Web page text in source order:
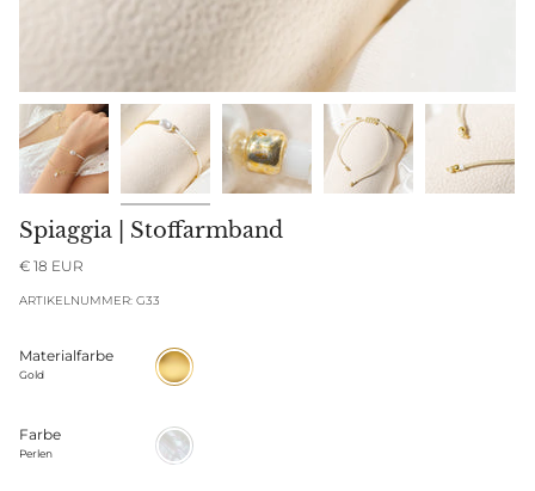
Spiaggia | Stoffarmband
€ 18 EUR
ARTIKELNUMMER: G33
Materialfarbe
Gold
Gold
Farbe
Perlen
Perlen